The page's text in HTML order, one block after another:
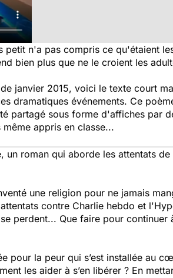
petit n'a pas compris ce qu'étaient
bien plus que ne le croient les
janvier 2015, voici le texte court
dramatiques événements. Ce
partagé sous forme d'affiches par
appris en classe...
un roman qui aborde les attentats
une religion pour ne jamais
contre Charlie hebdo et
perdent... Que faire pour
pour la peur qui s’est installée au
les aider à s’en libérer ? En